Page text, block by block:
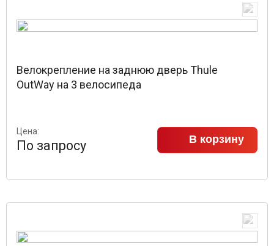
Велокрепление на заднюю дверь Thule
OutWay на 3 велосипеда
Цена:
По запросу В корзину